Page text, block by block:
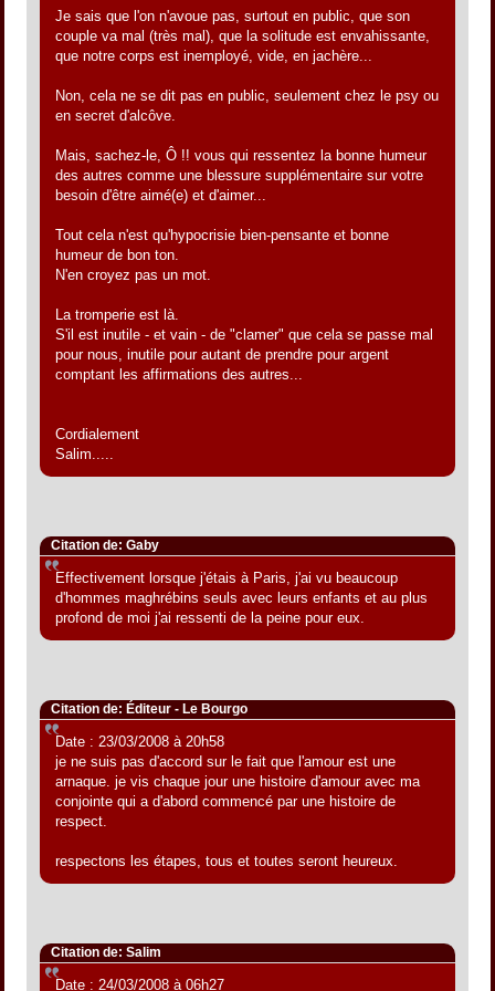
Je sais que l'on n'avoue pas, surtout en public, que son
couple va mal (très mal), que la solitude est envahissante,
que notre corps est inemployé, vide, en jachère...
Non, cela ne se dit pas en public, seulement chez le psy ou
en secret d'alcôve.
Mais, sachez-le, Ô !! vous qui ressentez la bonne humeur
des autres comme une blessure supplémentaire sur votre
besoin d'être aimé(e) et d'aimer...
Tout cela n'est qu'hypocrisie bien-pensante et bonne
humeur de bon ton.
N'en croyez pas un mot.
La tromperie est là.
S'il est inutile - et vain - de "clamer" que cela se passe mal
pour nous, inutile pour autant de prendre pour argent
comptant les affirmations des autres...
Cordialement
Salim.....
Citation de: Gaby
Effectivement lorsque j'étais à Paris, j'ai vu beaucoup
d'hommes maghrébins seuls avec leurs enfants et au plus
profond de moi j'ai ressenti de la peine pour eux.
Citation de: Éditeur - Le Bourgo
Date : 23/03/2008 à 20h58
je ne suis pas d'accord sur le fait que l'amour est une
arnaque. je vis chaque jour une histoire d'amour avec ma
conjointe qui a d'abord commencé par une histoire de
respect.
respectons les étapes, tous et toutes seront heureux.
Citation de: Salim
Date : 24/03/2008 à 06h27